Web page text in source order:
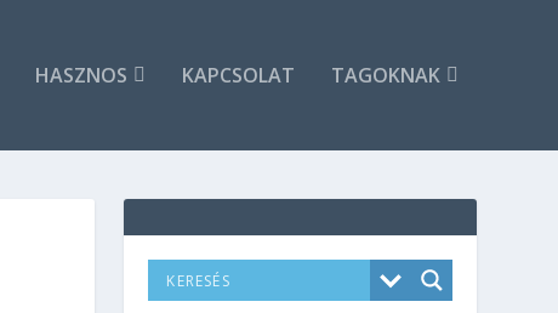
HASZNOS KAPCSOLAT TAGOKNAK